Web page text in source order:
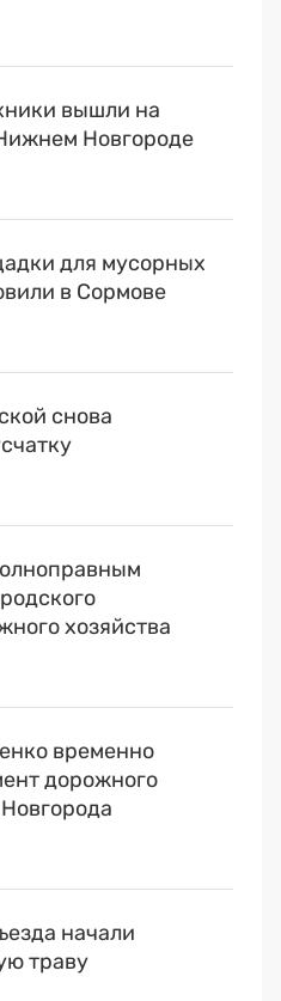
вышли на
Новгороде
для мусорных
в Сормове
снова
хозяйства
временно
дорожного
начали
траву